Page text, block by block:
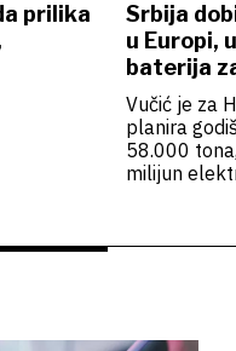
prilika
Srbija
u Europi,
baterija
vozila
Vučić je za
planira
58.000
milijun